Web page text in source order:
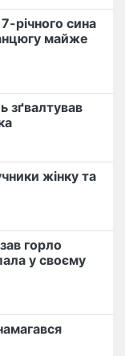
річного сина
майже
️зґвалтував
жінку та
горло
у своєму